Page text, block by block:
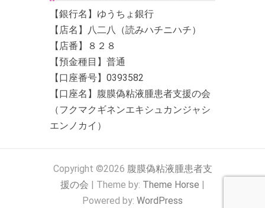
【銀行名】ゆうちょ銀行
【店名】八二八（読みハチニハチ）
【店番】８２８
【預金種目】普通
【口座番号】0393582
【口座名】腹膜偽粘液腫患者支援の会
（フクマクギネンエキシュカンジャシ
エンノカイ）
Copyright ©2026 腹膜偽粘液腫患者支
援の会 | Theme by: Theme Horse |
Powered by: WordPress